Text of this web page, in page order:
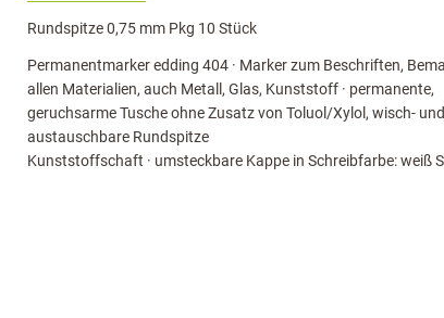
Rundspitze 0,75 mm Pkg 10 Stück
Permanentmarker edding 404 · Marker zum Beschriften,
allen Materialien, auch Metall, Glas, Kunststoff · permanente,
geruchsarme Tusche ohne Zusatz von Toluol/Xylol, wisch-
austauschbare Rundspitze
Kunststoffschaft · umsteckbare Kappe in Schreibfarbe: weiß